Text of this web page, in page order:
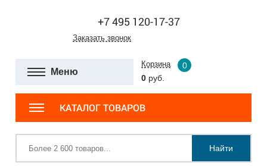
+7 495 120-17-37
Заказать звонок
Меню
Корзина
0
0 руб.
КАТАЛОГ ТОВАРОВ
Найти